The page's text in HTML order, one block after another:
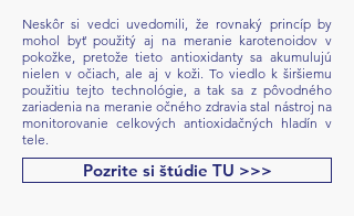
Neskôr si vedci uvedomili, že rovnaký princíp by
mohol byť použitý aj na meranie karotenoidov v
pokožke, pretože tieto antioxidanty sa akumulujú
nielen v očiach, ale aj v koži. To viedlo k širšiemu
použitiu tejto technológie, a tak sa z pôvodného
zariadenia na meranie očného zdravia stal nástroj na
monitorovanie celkových antioxidačných hladín v
tele.
Pozrite si štúdie TU >>>